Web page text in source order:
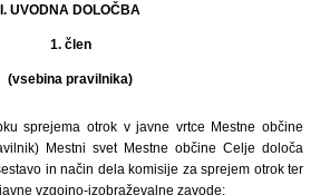
I. UVODNA DOLOČBA
1. člen
(vsebina pravilnika)
sprejema otrok v javne vrtce Mestne občine
Mestni svet Mestne občine Celje določa
in način dela komisije za sprejem otrok ter
vzgojno-izobraževalne zavode: